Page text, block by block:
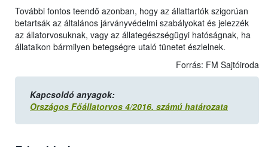
További fontos teendő azonban, hogy az állattartók szigorúan
betartsák az általános járványvédelmi szabályokat és jelezzék
az állatorvosuknak, vagy az állategészségügyi hatóságnak, ha
állataikon bármilyen betegségre utaló tünetet észlelnek.
Forrás: FM Sajtóiroda
Kapcsoldó anyagok:
Országos Főállatorvos 4/2016. számú határozata